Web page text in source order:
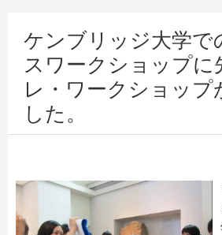
ケンブリッジ大学で
スワークショップに
レ・ワークショップ
した。